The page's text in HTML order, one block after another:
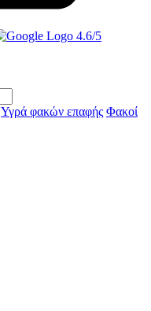
4.6/5
Υγρά φακών επαφής Φακοί